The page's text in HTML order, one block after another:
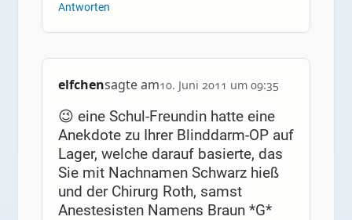
Antworten
elfchensagte am10. Juni 2011 um 09:35
😉 eine Schul-Freundin hatte eine
Anekdote zu Ihrer Blinddarm-OP auf
Lager, welche darauf basierte, das
Sie mit Nachnamen Schwarz hieß
und der Chirurg Roth, samst
Anestesisten Namens Braun *G*